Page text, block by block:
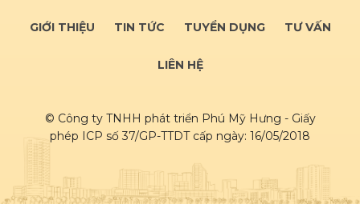
GIỚI THIỆU TIN TỨC TUYỂN DỤNG TƯ VẤN
LIÊN HỆ
© Công ty TNHH phát triển Phú Mỹ Hưng - Giấy
phép ICP số 37/GP-TTDT cấp ngày: 16/05/2018